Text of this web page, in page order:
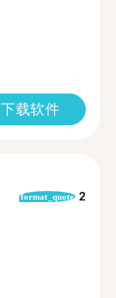
下载软件
format_quote 2